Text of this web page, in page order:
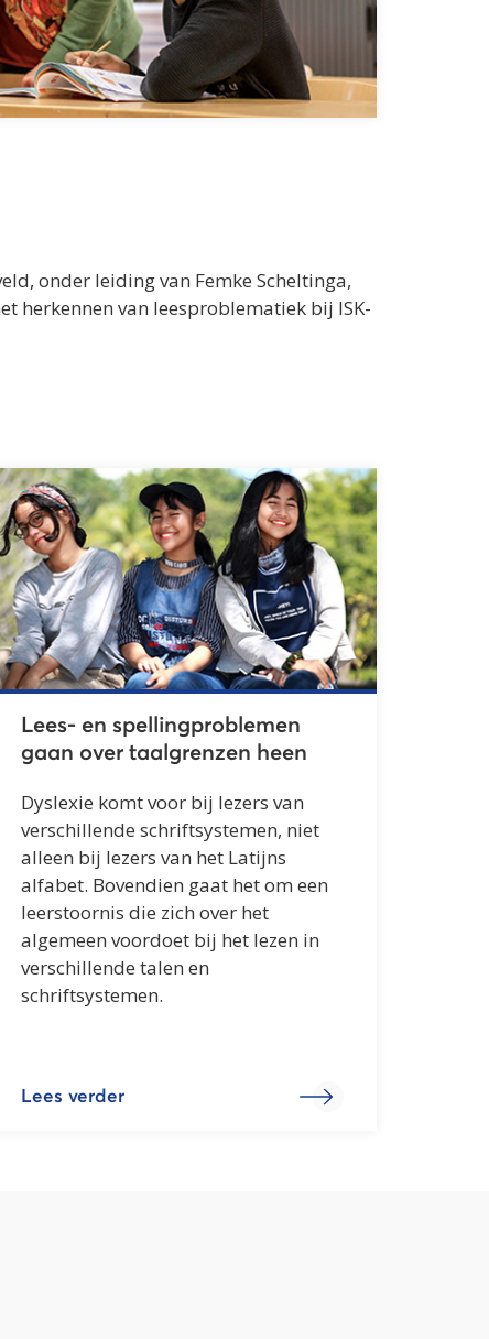
onder leiding van Femke Scheltinga,
herkennen van leesproblematiek bij ISK-
Lees- en spellingproblemen
gaan over taalgrenzen heen
Dyslexie komt voor bij lezers van
verschillende schriftsystemen, niet
alleen bij lezers van het Latijns
alfabet. Bovendien gaat het om een
leerstoornis die zich over het
algemeen voordoet bij het lezen in
verschillende talen en
schriftsystemen.
Lees verder